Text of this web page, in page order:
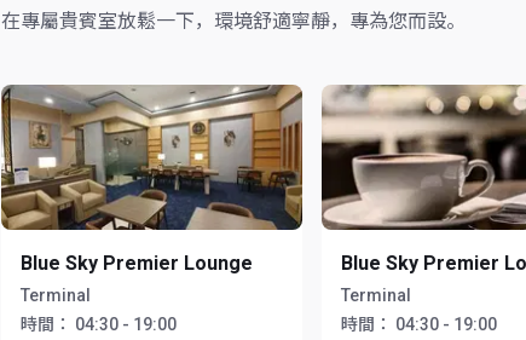
在專屬貴賓室放鬆一下，環境舒適寧靜，專為您而設。
Blue Sky Premier Lounge
Terminal
時間：
04:30 - 19:00
Blue Sky Premier
Terminal
時間：
04:30 - 19:00